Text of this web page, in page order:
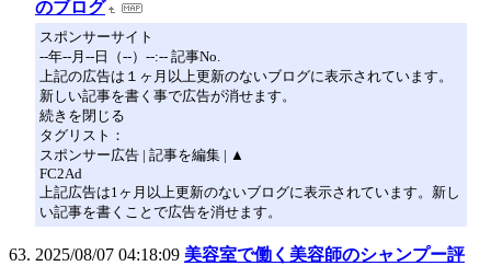
のブログ
スポンサーサイト
--年--月--日（--）--:-- 記事No.
上記の広告は１ヶ月以上更新のないブログに表示されています。
新しい記事を書く事で広告が消せます。
続きを閉じる
タグリスト：
スポンサー広告 | 記事を編集 | ▲
FC2Ad
上記広告は1ヶ月以上更新のないブログに表示されています。新し
い記事を書くことで広告を消せます。
2025/08/07 04:18:09 美容室で働く美容師のシャンプー評